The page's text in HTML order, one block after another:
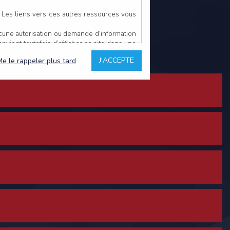
liens vers ces autres ressources vous
autorisation ou demande d’information
toutefois d’afficher ce site dans une
estime non conforme à l’objet du site
comme étant fiables.
avoir fait l’objet de mises à jour. En
l’utilisateur, qui assume la totalité des
l’interprétation ou de l’utilisation des
hors du contrôle de l’EDITEUR, et
J'ACCEPTE
le rappeler plus tard